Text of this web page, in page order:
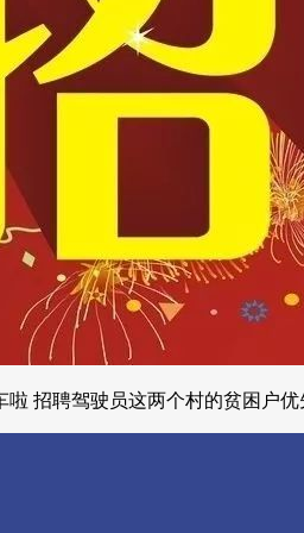
啦 招聘驾驶员这两个村的贫困户优